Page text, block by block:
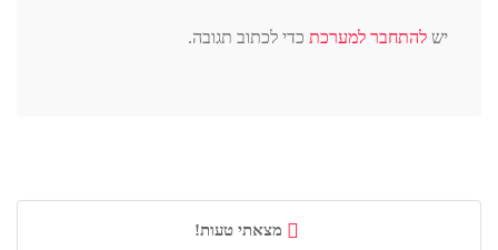
יש להתחבר למערכת כדי לכתוב תגובה.
מצאתי טעות!